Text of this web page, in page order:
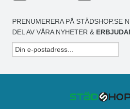
PRENUMERERA PÅ STÄDSHOP.SE
DEL AV VÅRA NYHETER &